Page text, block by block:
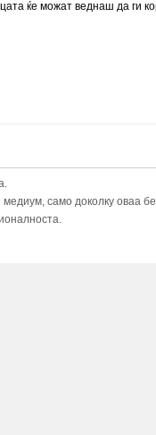
ќе можат веднаш да ги
само доколку оваа